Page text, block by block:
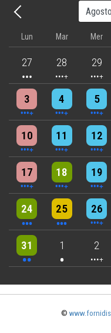
Precedente - Mese
Lun Mar Mer
27
3 events 28
4 events 29
5 events
3
4 events 4
4 events 5
7 events
10
5 events 11
6 events 12
7 events
17
5 events 18
6 events 19
7 events
24
3 events 25
3 events 26
6 events
31
2 events 1
One event 2
4 events
©